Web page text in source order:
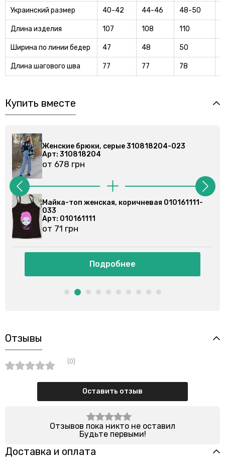
Украинский размер 40-42 44-46 48-50
Длина изделия 107 108 110
Ширина по линии бедер 47 48 50
Длина шагового шва 77 77 78
Купить вместе
023
Женские брюки, серые 310818204-023
Арт: 310818204
от 678 грн
Майка-топ женская, синяя 010161111-
Арт: 010161111
от 71 грн
Подробнее
Отзывы
(0)
Оставить отзыв
Отзывов пока никто не оставил
Будьте первыми!
Доставка и оплата